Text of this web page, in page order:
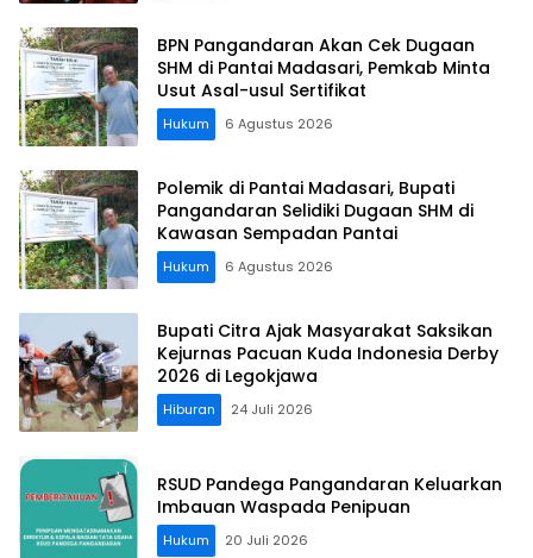
BPN Pangandaran Akan Cek Dugaan
SHM di Pantai Madasari, Pemkab Minta
Usut Asal-usul Sertifikat
Hukum 6 Agustus 2026
Polemik di Pantai Madasari, Bupati
Pangandaran Selidiki Dugaan SHM di
Kawasan Sempadan Pantai
Hukum 6 Agustus 2026
Bupati Citra Ajak Masyarakat Saksikan
Kejurnas Pacuan Kuda Indonesia Derby
2026 di Legokjawa
Hiburan 24 Juli 2026
RSUD Pandega Pangandaran Keluarkan
Imbauan Waspada Penipuan
Hukum 20 Juli 2026